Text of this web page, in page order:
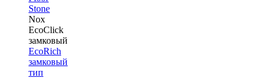
Stone
Nox
EcoClick
замковый
EcoRich
замковый
тип